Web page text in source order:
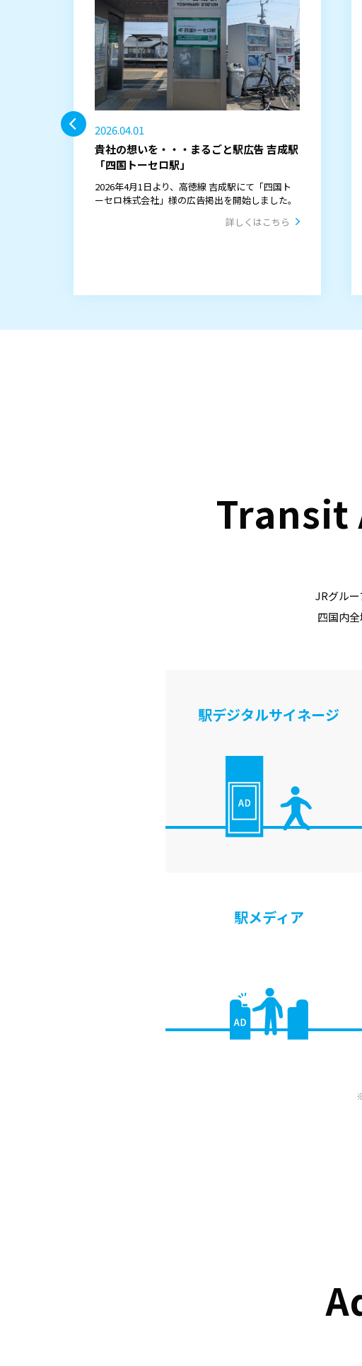
2026.04.01
貴社の想いを・・・まるごと駅広告 吉成駅
「四国トーセロ駅」
2026年4月1日より、高徳線 吉成駅にて「四国ト
ーセロ株式会社」様の広告掲出を開始しました。
詳しくはこちら
Transit
JRグル
四国内
駅デジタルサイネージ
駅メディア